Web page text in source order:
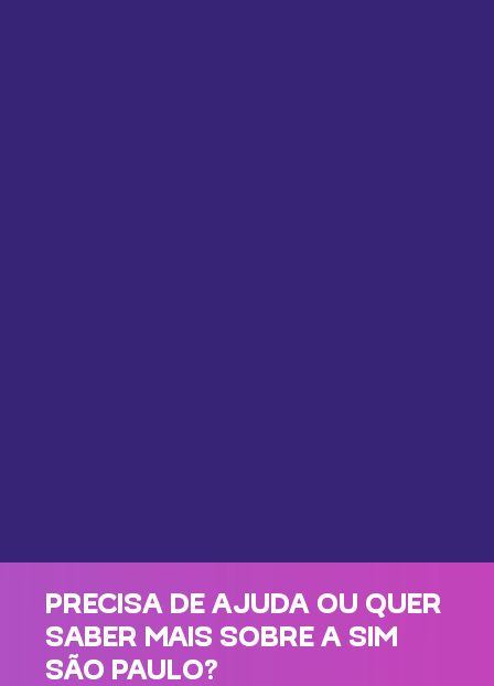
PRECISA DE AJUDA OU QUER
SABER MAIS SOBRE A SIM
SÃO PAULO?